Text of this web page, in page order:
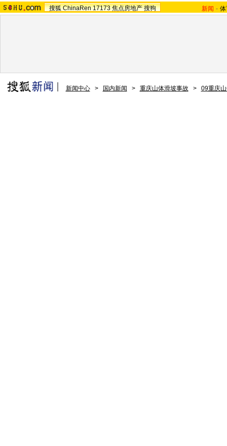
搜狐 ChinaRen 17173 焦点房地产 搜狗 新闻 -
新闻中心 > 国内新闻 > 重庆山体滑坡事故 > 09重庆